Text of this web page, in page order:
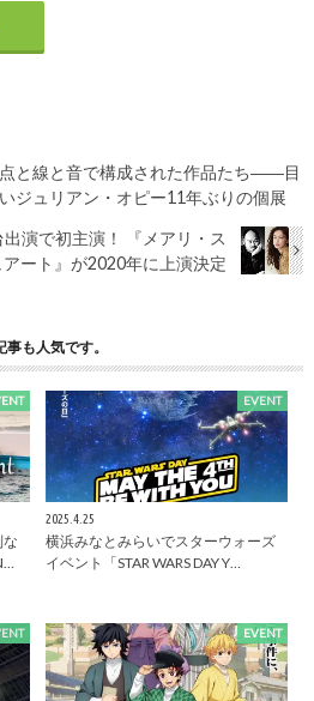
点と線と音で構成された作品たち――目
ジュリアン・オピー11年ぶりの個展
演で初主演！ 『メアリ・ス
ート』が2020年に上演決定
事も人気です。
EVENT
2025.4.25
横浜みなとみらいでスターウォーズ
イベント「STAR WARS DAY Y…
EVENT